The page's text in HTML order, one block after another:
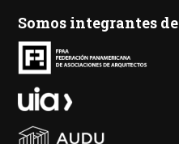
Somos integrantes de